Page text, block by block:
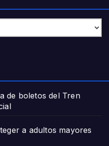
de boletos del Tren
a adultos mayores